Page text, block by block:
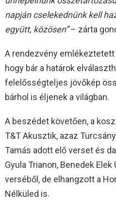
napján cselekednünk kell
együtt, közösen”– zárta
A rendezvény
hogy bár a határok
felelősségteljes jövőkép
bárhol is éljenek a világban.
A beszédet követően, a
T&T Akusztik, azaz
Tamás adott elő verset és
Gyula Trianon, Benedek
verséből, de elhangzott a
Nélküled is.